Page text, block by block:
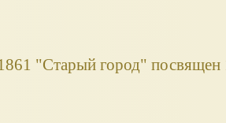
"Старый город" посвящен